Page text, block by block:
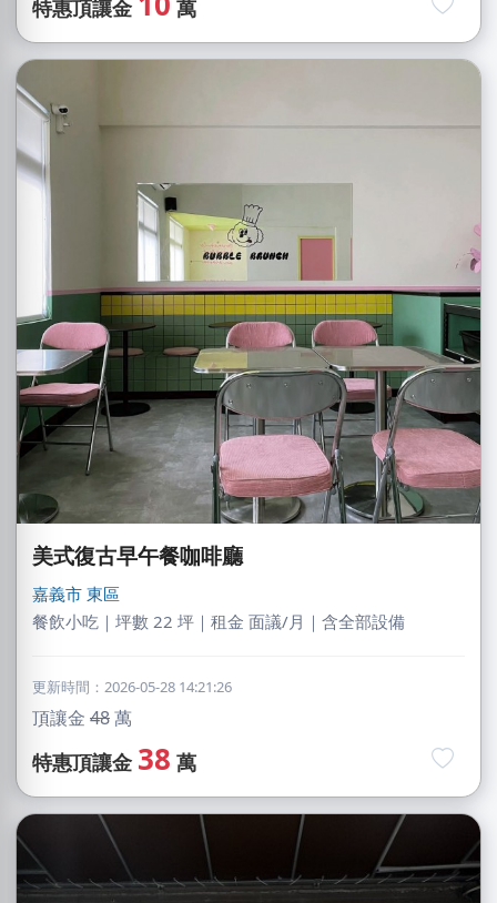
特惠頂讓金 萬
美式復古早午餐咖啡廳
嘉義市 東區
餐飲小吃｜坪數 22 坪｜租金 面議/月｜含全部設備
更新時間：2026-05-28 14:21:26
頂讓金 48萬
特惠頂讓金 38 萬